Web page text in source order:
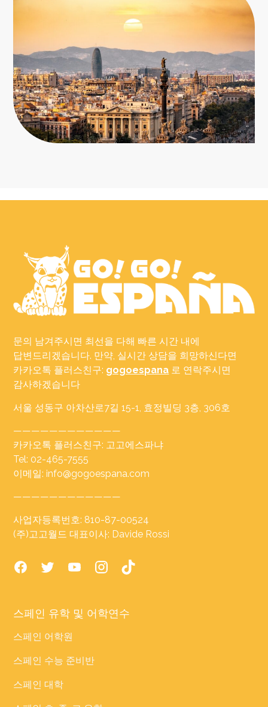
문의 남겨주시면 최선을 다해 빠른 시간 내에
답변드리겠습니다. 만약, 실시간 상담을 희망하신다면
카카오톡 플러스친구: gogoespana 로 연락주시면
감사하겠습니다
서울 성동구 아차산로7길 15-1, 효정빌딩 3층, 306호
————————————
카카오톡 플러스친구: 고고에스파냐
Tel: 02-465-7555
이메일: info@gogoespana.com
————————————
사업자등록번호: 810-87-00524
(주)고고월드 대표이사: Davide Rossi
스페인 유학 및 어학연수
스페인 어학원
스페인 수능 준비반
스페인 대학